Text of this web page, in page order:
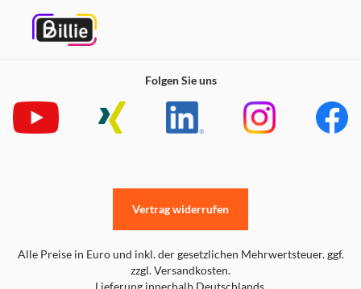
Folgen Sie uns
Alle Preise in Euro und inkl. der gesetzlichen Mehrwertsteuer. ggf.
zzgl. Versandkosten.
Lieferung innerhalb Deutschlands.
Vertrag widerrufen